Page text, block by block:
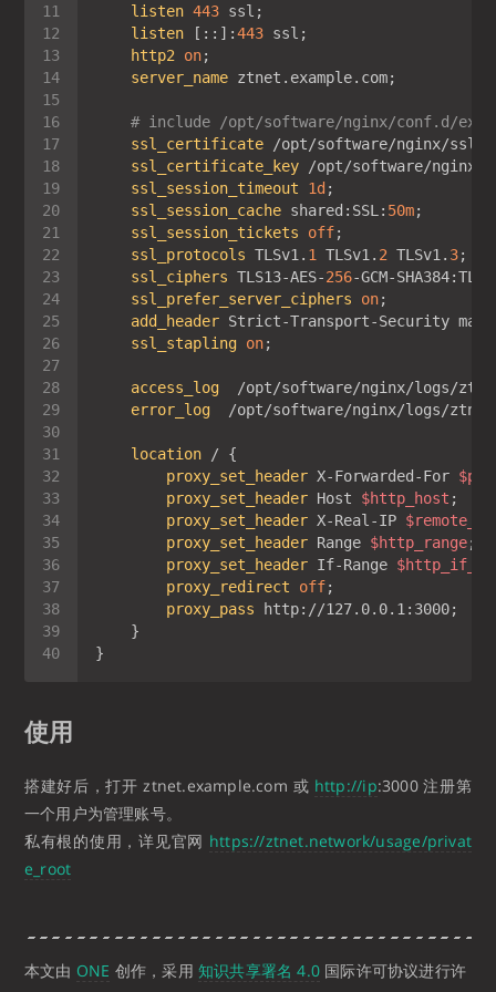
listen 443
listen [::]:443
http2
on
server_name
# include /opt/software/nginx/conf.d/
ssl_certificate
ssl_certificate_key
ssl_session_timeout
1d
ssl_session_cache shared:SSL: 50m
ssl_session_tickets
off
ssl_protocols TLSv1. 1 TLSv1. 2 TLSv1. 3
ssl_ciphers TLS13-AES-256-GCM-
ssl_prefer_server_ciphers
on
add_header Strict-Transport-Security max-
ssl_stapling on
access_log
error_log
/opt/software/nginx/logs/
location
proxy_set_header X-Forwarded-For
proxy_set_header Host $http_host
proxy_set_header X-Real-IP
proxy_set_header Range $http_range
proxy_set_header If-Range
proxy_redirect
off
proxy_pass
使用
搭建好后，打开 ztnet.example.com 或 http://ip:3000 注册第
一个用户为管理账号。
私有根的使用，详见官网 https://ztnet.network/usage/privat
e_root
本文由 ONE 创作，采用 知识共享署名 4.0 国际许可协议进行许